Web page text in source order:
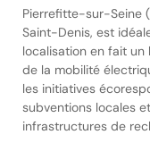
Pierrefitte-sur-Seine
Saint-Denis, est
localisation en fait
de la mobilité
les initiatives
subventions locales
infrastructures de